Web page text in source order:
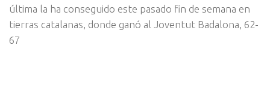
última la ha conseguido este pasado fin de semana en
tierras catalanas, donde ganó al Joventut Badalona, 62-
67